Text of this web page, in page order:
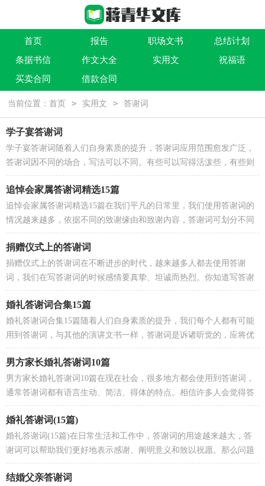
首页 报告 职场文书
总结计划
条据书信
作文大全 实用文
祝福语
买卖合同
借款合同
当前位置：首页 > 实用文 > 答谢词
学子宴答谢词
学子宴答谢词随着人们自身素质的提升，答谢词应用范围愈发广泛，
答谢词因不同的场合，写法可以不同。有些可以写得活泼些，有些则
要庄重些。千万不要把答谢词写成流水账喔！以下是小编...
追悼会家属答谢词精选15篇
追悼会家属答谢词精选15篇在我们平凡的日常里，我们使用答谢词的
情况越来越多，依据不同的致谢缘由和致谢内容，答谢词可划分不同
的类型。你知道写答谢词需要注意哪些问题吗？以下是...
捐赠仪式上的答谢词
捐赠仪式上的答谢词在不断进步的时代，越来越多人都去使用答谢
词，我们在写答谢词的时候感情要真挚、坦诚而热烈。你知道写答谢
词需要注意哪些问题吗？下面是小编精心整理的捐赠仪...
婚礼答谢词合集15篇
婚礼答谢词合集15篇随着人们自身素质的提升，我们每个人都有可能
用到答谢词，与其他的演讲文书一样，答谢词是诉诸听觉的，应将优
美雅洁的书面语与活泼生动的口语有机融合一体。我们...
男方家长婚礼答谢词10篇
男方家长婚礼答谢词10篇在现在社会，很多地方都会使用到答谢词，
通常答谢词都有语言生动、简洁、得体的特点。相信许多人会觉得答
谢词很难写吧，以下是小编整理的男方家长婚礼答谢...
婚礼答谢词(15篇)
婚礼答谢词(15篇)在日常生活和工作中，答谢词的用途越来越大，答
谢词可以帮助我们更好地表示感谢、阐明意义和致以祝愿。那么问题
来了，到底应如何写一份恰当的答谢词呢？下面是小编...
结婚父亲答谢词